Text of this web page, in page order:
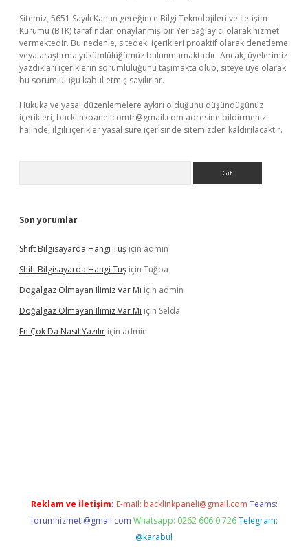
Sitemiz, 5651 Sayılı Kanun gereğince Bilgi Teknolojileri ve İletişim
Kurumu (BTK) tarafından onaylanmış bir Yer Sağlayıcı olarak hizmet
vermektedir. Bu nedenle, sitedeki içerikleri proaktif olarak denetleme
veya araştırma yükümlülüğümüz bulunmamaktadır. Ancak, üyelerimiz
yazdıkları içeriklerin sorumluluğunu taşımakta olup, siteye üye olarak
bu sorumluluğu kabul etmiş sayılırlar.
Hukuka ve yasal düzenlemelere aykırı olduğunu düşündüğünüz
içerikleri, backlinkpanelicomtr@gmail.com adresine bildirmeniz
halinde, ilgili içerikler yasal süre içerisinde sitemizden kaldırılacaktır.
Son yorumlar
Shift Bilgisayarda Hangi Tuş için admin
Shift Bilgisayarda Hangi Tuş için Tuğba
Doğalgaz Olmayan Ilimiz Var Mı için admin
Doğalgaz Olmayan Ilimiz Var Mı için Selda
En Çok Da Nasıl Yazılır için admin
Reklam ve İletişim: E-mail: backlinkpaneli@gmail.com Teams:
forumhizmeti@gmail.com Whatsapp: 0262 606 0 726 Telegram:
@karabul